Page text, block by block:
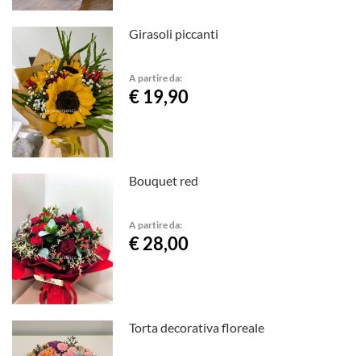
Girasoli piccanti
A partire da:
€ 19,90
Bouquet red
A partire da:
€ 28,00
Torta decorativa floreale